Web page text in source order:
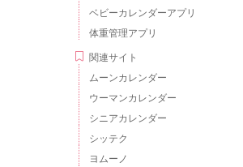
ベビーカレンダーアプリ
体重管理アプリ
関連サイト
ムーンカレンダー
ウーマンカレンダー
シニアカレンダー
シッテク
ヨムーノ